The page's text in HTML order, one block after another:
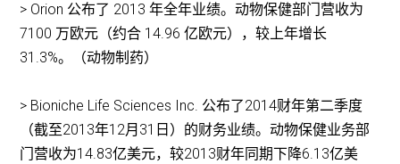
> Orion 公布了 2013 年全年业绩。动物保健部门营收为
7100 万欧元（约合 14.96 亿欧元），较上年增长
31.3%。（动物制药）
> Bioniche Life Sciences Inc. 公布了2014财年第二季度
（截至2013年12月31日）的财务业绩。动物保健业务部
门营收为14.83亿美元，较2013财年同期下降6.13亿美